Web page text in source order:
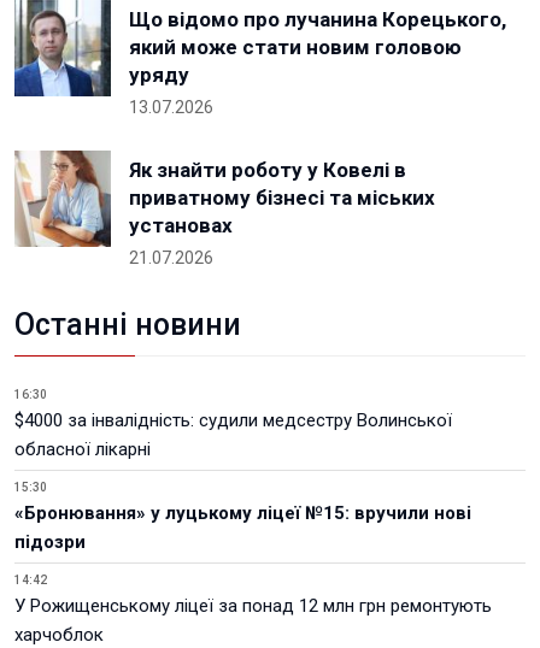
Що відомо про лучанина Корецького,
який може стати новим головою
уряду
13.07.2026
Як знайти роботу у Ковелі в
приватному бізнесі та міських
установах
21.07.2026
Останні новини
16:30
$4000 за інвалідність: судили медсестру Волинської
обласної лікарні
15:30
«Бронювання» у луцькому ліцеї №15: вручили нові
підозри
14:42
У Рожищенському ліцеї за понад 12 млн грн ремонтують
харчоблок